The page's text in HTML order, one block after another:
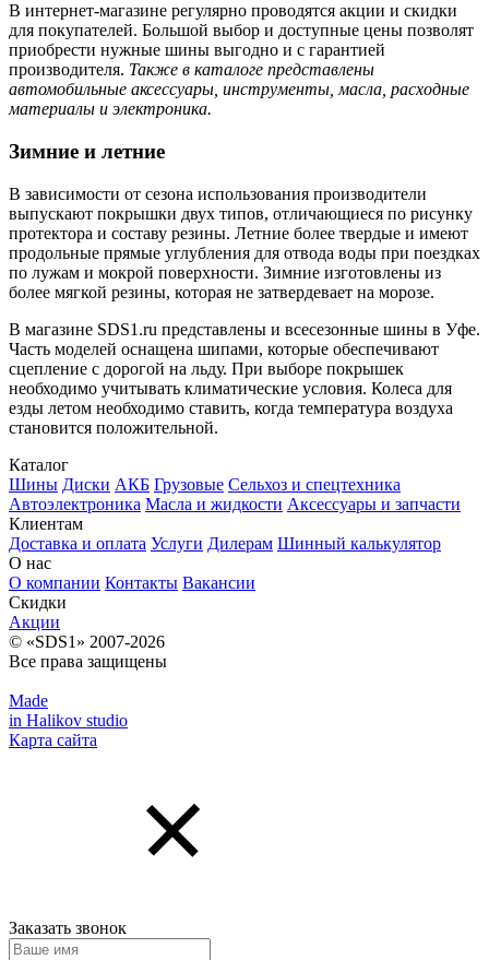
В интернет-магазине регулярно проводятся акции и скидки
для покупателей. Большой выбор и доступные цены позволят
приобрести нужные шины выгодно и с гарантией
производителя. Также в каталоге представлены
автомобильные аксессуары, инструменты, масла, расходные
материалы и электроника.
Зимние и летние
В зависимости от сезона использования производители
выпускают покрышки двух типов, отличающиеся по рисунку
протектора и составу резины. Летние более твердые и имеют
продольные прямые углубления для отвода воды при поездках
по лужам и мокрой поверхности. Зимние изготовлены из
более мягкой резины, которая не затвердевает на морозе.
В магазине SDS1.ru представлены и всесезонные шины в Уфе.
Часть моделей оснащена шипами, которые обеспечивают
сцепление с дорогой на льду. При выборе покрышек
необходимо учитывать климатические условия. Колеса для
езды летом необходимо ставить, когда температура воздуха
становится положительной.
Каталог
Шины Диски АКБ Грузовые Сельхоз и спецтехника
Автоэлектроника Масла и жидкости Аксессуары и запчасти
Клиентам
Доставка и оплата Услуги Дилерам Шинный калькулятор
О нас
О компании Контакты Вакансии
Скидки
Акции
© «SDS1» 2007-2026
Все права защищены
Made
in Halikov studio
Карта сайта
Заказать звонок